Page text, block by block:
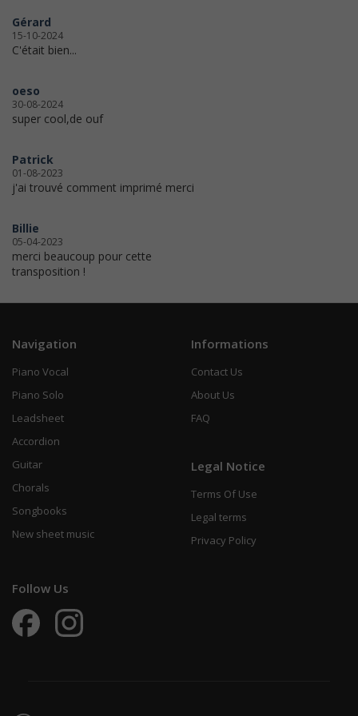
Gérard
15-10-2024
C'était bien...
oeso
30-08-2024
super cool,de ouf
Patrick
01-08-2023
j'ai trouvé comment imprimé merci
Billie
05-04-2023
merci beaucoup pour cette
transposition !
Navigation
Piano Vocal
Piano Solo
Leadsheet
Accordion
Guitar
Chorals
Songbooks
New sheet music
Informations
Contact Us
About Us
FAQ
Legal Notice
Terms Of Use
Legal terms
Privacy Policy
Follow Us